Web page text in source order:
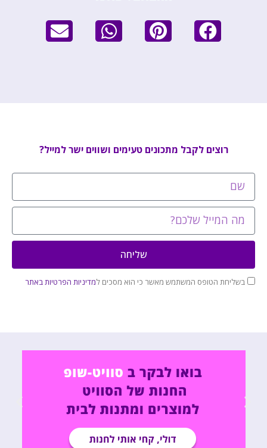
רוצים לקבל מתכונים טעימים ושווים ישר למייל?
בשליחת הטופס המשתמש מאשר כי הוא מסכים למדיניות הפרטיות באתר
שליחה